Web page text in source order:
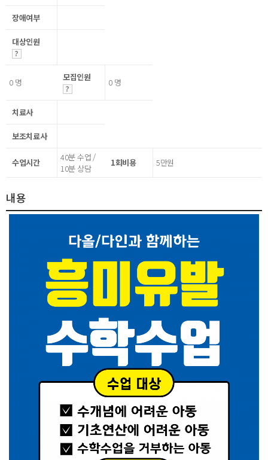
장애여부
대상인원
0 명 모집인원 0 명
치료사
보조치료사
수업시간
40분 수업 /
10분 상담
1회비용 5만원
내용